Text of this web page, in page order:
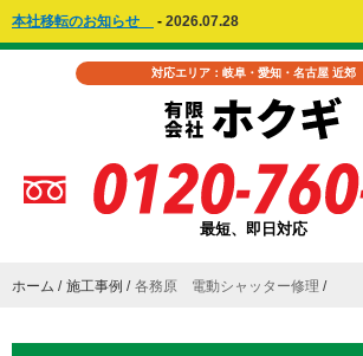
本社移転のお知らせ - 2026.07.28
対応エリア：岐阜・愛知・名古屋 近郊
最短、即日対応
ホーム 施工事例 各務原 電動シャッター修理